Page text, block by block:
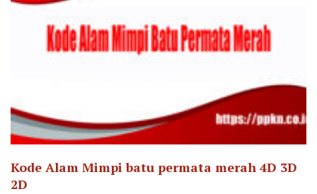
Kode Alam Mimpi batu permata merah 4D 3D
2D